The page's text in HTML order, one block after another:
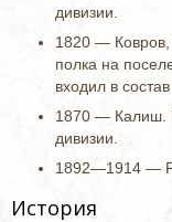
дивизии.
1820 — Ковров,
полка на
входил в
1870 — Калиш.
дивизии.
1892—1914 —
История